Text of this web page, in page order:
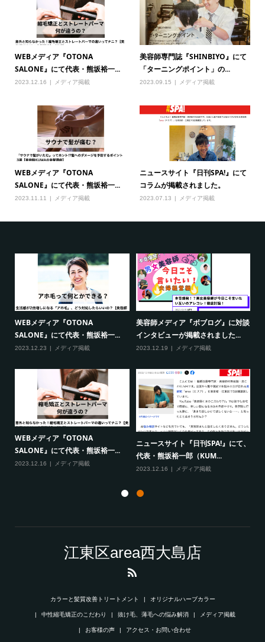
WEBメディア『OTONA
SALONE』にて代表・熊坂裕一...
2023.12.16 メディア掲載
美容師専門誌『SHINBIYO』にて
「ターニングポイント」の...
2023.09.15 メディア掲載
WEBメディア『OTONA
SALONE』にて代表・熊坂裕一...
2023.11.11 メディア掲載
ニュースサイト『日刊SPA!』にて
コラムが掲載されました。
2023.07.13 メディア掲載
WEBメディア『OTONA
SALONE』にて代表・熊坂裕一...
2023.12.23 メディア掲載
美容師メディア『ボブログ』に対談
インタビューが掲載されました...
2023.12.19 メディア掲載
WEBメディア『OTONA
SALONE』にて代表・熊坂裕一...
2023.12.16 メディア掲載
ニュースサイト『日刊SPA!』にて、
代表・熊坂裕一郎（KUM...
2023.12.16 メディア掲載
江東区area西大島店
カラーと髪質改善トリートメント オリジナルハーブカラー
中性縮毛矯正のこだわり 抜け毛、薄毛への悩み解消 メディア掲載
お客様の声 アクセス・お問い合わせ